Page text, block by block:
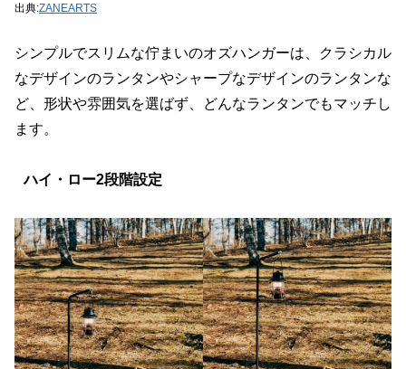
出典:ZANEARTS
シンプルでスリムな佇まいのオズハンガーは、クラシカル
なデザインのランタンやシャープなデザインのランタンな
ど、形状や雰囲気を選ばず、どんなランタンでもマッチし
ます。
ハイ・ロー2段階設定